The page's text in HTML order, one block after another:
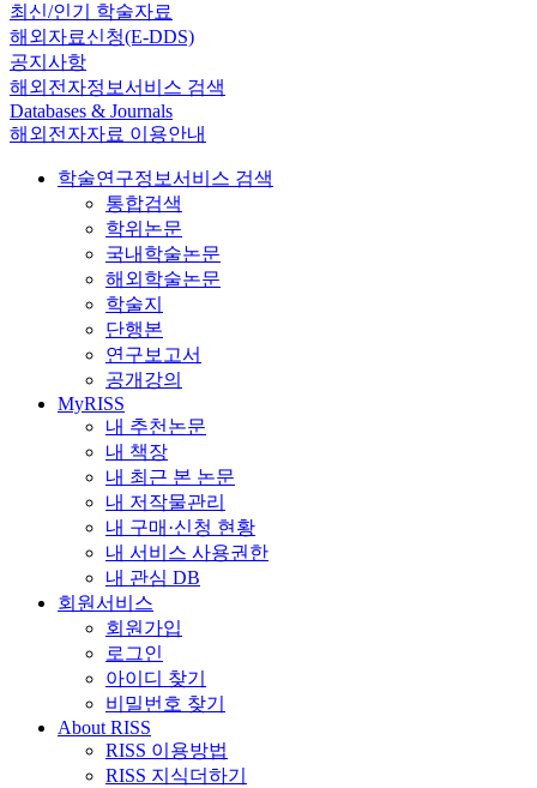
최신/인기 학술자료
해외자료신청(E-DDS)
공지사항
해외전자정보서비스 검색
Databases & Journals
해외전자자료 이용안내
학술연구정보서비스 검색
통합검색
학위논문
국내학술논문
해외학술논문
학술지
단행본
연구보고서
공개강의
MyRISS
내 추천논문
내 책장
내 최근 본 논문
내 저작물관리
내 구매·신청 현황
내 서비스 사용권한
내 관심 DB
회원서비스
회원가입
로그인
아이디 찾기
비밀번호 찾기
About RISS
RISS 이용방법
RISS 지식더하기